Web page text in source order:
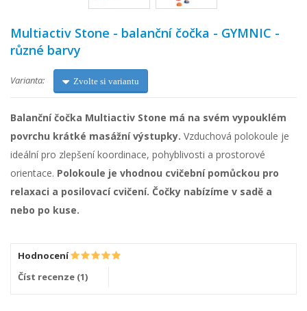
Multiactiv Stone - balanční čočka - GYMNIC -
různé barvy
Varianta: Zvolte si variantu
Balanční čočka Multiactiv Stone má na svém vypouklém
povrchu krátké masážní výstupky. Vzduchová polokoule je
ideální pro zlepšení koordinace, pohyblivosti a prostorové
orientace. Polokoule je vhodnou cvičební pomůckou pro
relaxaci a posilovací cvičení. Čočky nabízíme v sadě a
nebo po kuse.
Hodnocení
Číst recenze (1)